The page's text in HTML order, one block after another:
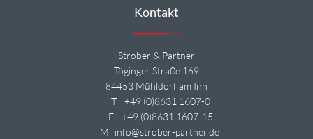
Kontakt
Strober & Partner
Töginger Straße 169
84453 Mühldorf am Inn
T
+49 (0)8631 1607-0
F
+49 (0)8631 1607-15
M info@strober-partner.de